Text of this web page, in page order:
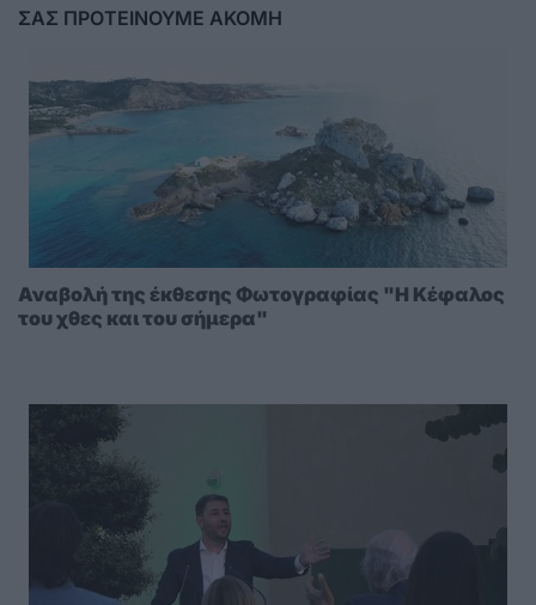
ΣΑΣ ΠΡΟΤΕΙΝΟΥΜΕ ΑΚΟΜΗ
Αναβολή της έκθεσης Φωτογραφίας "Η Κέφαλος
του χθες και του σήμερα"